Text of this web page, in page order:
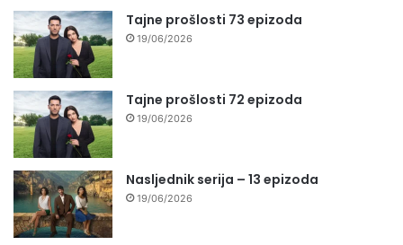
Tajne prošlosti 73 epizoda
19/06/2026
Tajne prošlosti 72 epizoda
19/06/2026
Nasljednik serija – 13 epizoda
19/06/2026